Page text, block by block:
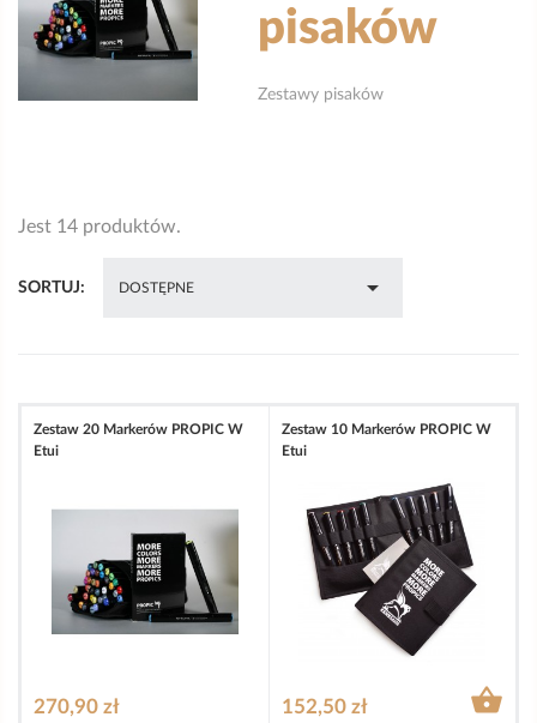
pisaków
Zestawy pisaków
Jest 14 produktów.
SORTUJ: DOSTĘPNE 
Zestaw 20 Markerów PROPIC W
Etui
270,90 zł
Zestaw 10 Markerów PROPIC W
Etui
152,50 zł 